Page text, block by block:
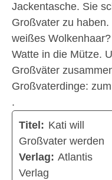
Jackentasche. Sie
Großvater zu
weißes
Watte in die Mütze.
Großväter
Großvaterdinge:
.
Titel: Kati will
Großvater werden
Verlag: Atlantis
Verlag